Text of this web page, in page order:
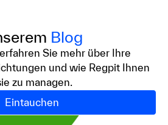
Blog
Sie mehr über Ihre
und wie Regpit Ihnen
zu managen.
Eintauchen